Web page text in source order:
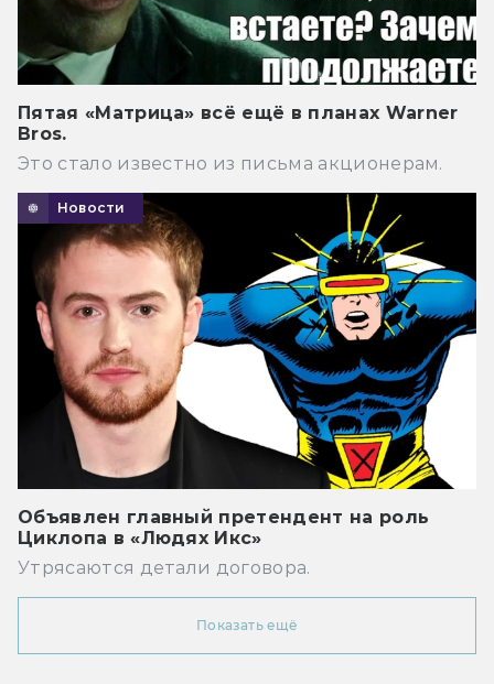
Пятая «Матрица» всё ещё в планах Warner
Bros.
Это стало известно из письма акционерам.
Новости
Объявлен главный претендент на роль
Циклопа в «Людях Икс»
Утрясаются детали договора.
Показать ещё